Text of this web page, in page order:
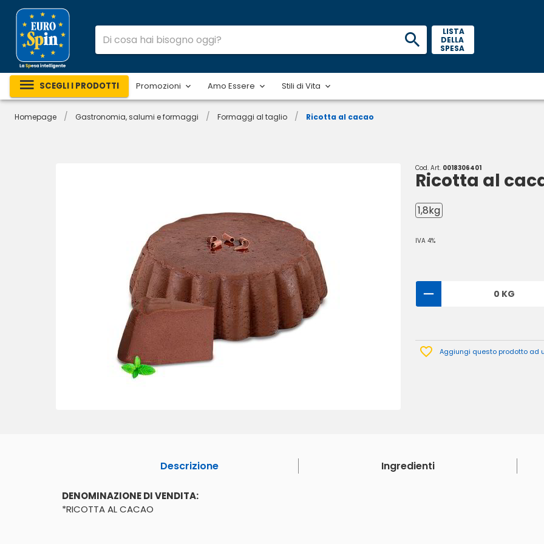
LISTA
DELLA
SPESA
SCEGLI I PRODOTTI Promozioni Amo Essere Stili di Vita
Homepage / Gastronomia, salumi e formaggi / Formaggi al taglio / Ricotta al cacao
Cod. Art. 0018306401
Ricotta al
1,8kg
IVA 4%
0 KG
Aggiungi questo prodotto ad
Descrizione Ingredienti
DENOMINAZIONE DI VENDITA:
*RICOTTA AL CACAO